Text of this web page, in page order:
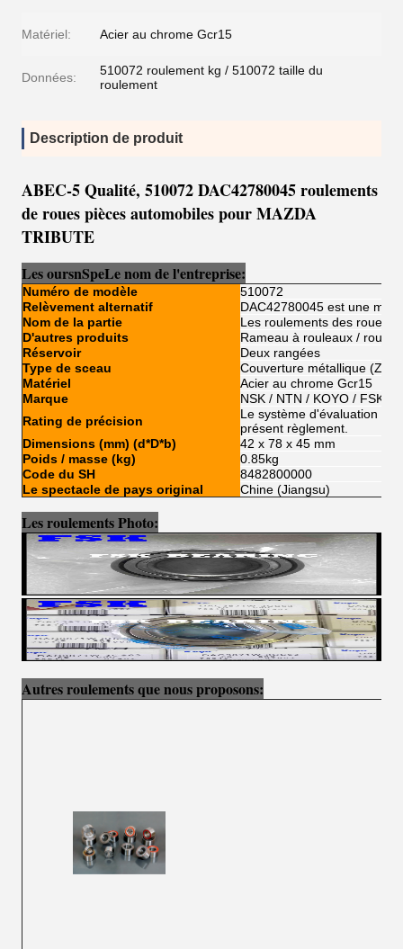
Matériel: Acier au chrome Gcr15
Données:
510072 roulement kg / 510072 taille du
roulement
Description de produit
ABEC-5 Qualité, 510072 DAC42780045 roulements
de roues pièces automobiles pour MAZDA
TRIBUTE
Les oursnSpeLe nom de l'entreprise:
Numéro de modèle
510072
Relèvement alternatif
DAC42780045 est une
Nom de la partie
Les roulements des roues
D'autres produits
Rameau à rouleaux /
Réservoir
Deux rangées
Type de sceau
Couverture métallique (ZZ)
Matériel
Acier au chrome Gcr15
Marque
NSK / NTN / KOYO / FSKG
Rating de précision
Le système d'évaluation de
présent règlement.
Dimensions (mm) (d*D*b)
42 x 78 x 45 mm
Poids / masse (kg)
0.85kg
Code du SH
8482800000
Le spectacle de pays original
Chine (Jiangsu)
Les roulements Photo:
Autres roulements que nous proposons: